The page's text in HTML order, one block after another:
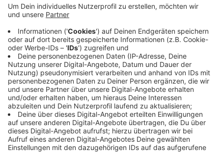
die Arbeit der Musiker.
Anzeige
Zwei Jahre Blick hinter die Kulissen
Anzeige
Ein Kamerateam durfte die Toten Hosen zwei Jahre
lang begleiten. Zu sehen sind unter anderem Szenen
aus dem Studio, Songs, die es nicht auf das Album
geschafft haben, und Aufnahmen von der Europatour